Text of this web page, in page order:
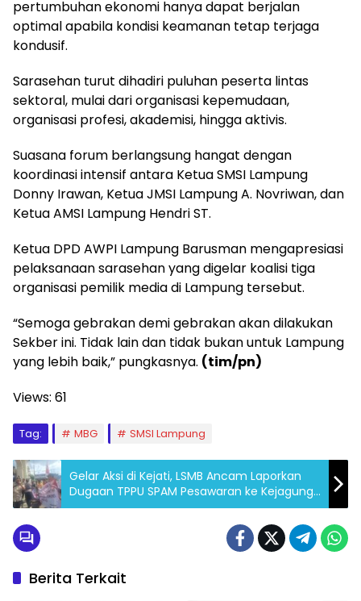
pertumbuhan ekonomi hanya dapat berjalan
optimal apabila kondisi keamanan tetap terjaga
kondusif.
Sarasehan turut dihadiri puluhan peserta lintas
sektoral, mulai dari organisasi kepemudaan,
organisasi profesi, akademisi, hingga aktivis.
Suasana forum berlangsung hangat dengan
koordinasi intensif antara Ketua SMSI Lampung
Donny Irawan, Ketua JMSI Lampung A. Novriwan, dan
Ketua AMSI Lampung Hendri ST.
Ketua DPD AWPI Lampung Barusman mengapresiasi
pelaksanaan sarasehan yang digelar koalisi tiga
organisasi pemilik media di Lampung tersebut.
“Semoga gebrakan demi gebrakan akan dilakukan
Sekber ini. Tidak lain dan tidak bukan untuk Lampung
yang lebih baik,” pungkasnya. (tim/pn)
Views: 61
Tag: MBG SMSI Lampung
Gelar Aksi di Kejati, LSMB Ancam Laporkan
Dugaan TPPU SPAM Pesawaran ke Kejagung
dan KPK
Berita Terkait